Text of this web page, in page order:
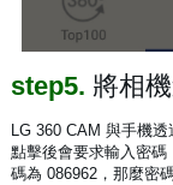
step5. 將相
LG 360 CAM 與手機透
點擊後會要求輸入密碼
碼為 086962，那麼密